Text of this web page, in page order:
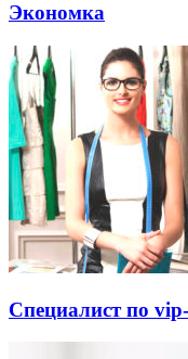
Экономка
Специалист по